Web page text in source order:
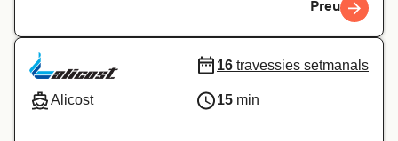
Preu
Alicost
16 travessies setmanals
15 min